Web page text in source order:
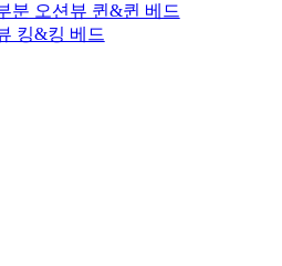
분 오션뷰 퀸&퀸 베드
킹&킹 베드